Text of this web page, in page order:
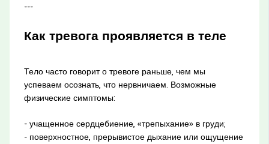
---
Как тревога проявляется в теле
Тело часто говорит о тревоге раньше, чем мы
успеваем осознать, что нервничаем. Возможные
физические симптомы:
- учащенное сердцебиение, «трепыхание» в груди;
- поверхностное, прерывистое дыхание или ощущение